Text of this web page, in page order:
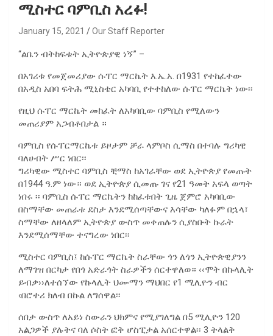
ሚስተር ባምቢስ አረፉ!
January 15, 2021 Our Staff Reporter
“ልቤን ብትከፍቱት ኢትዮጵያዊ ነኝ” –
በአገሪቱ የመጀመሪያው ሱፐር ማርኬት እ.ኤ.አ. በ1931 የተከፈተው
በአዲስ አበባ ፍትሕ ሚኒስቴር አካባቢ የተተከለው ሱፐር ማርኬት ነው፡፡
የዚህ ሱፐር ማርኬት መከፈት ለአካባቢው ባምቢስ የሚለውን
መጠሪያም አጋብቶበታል ።
ባምቢስ የሱፐርማርኬቱ ይዞታም ቻራ ላምቦስ ሲማስ በተባሉ ግሪካዊ
ባለሀብት ሥር ነበር፡፡
ግሪካዊው ሚስተር ባምቢስ ቺማስ ከአገራቸው ወደ ኢትዮጵያ የመጡት
በ1944 ዓ.ም ነው። ወደ ኢትዮጵያ ሲመጡ ገና የ21 ዓመት አፍላ ወጣት
ነበሩ ፡፡ ባምቢስ ሱፐር ማርኬትን ከከፈቱበት ጊዜ ጀምሮ አካባቢው
በስማቸው መጠራቱ ደስታ እንደሚሰጣቸውና እሳቸው ካለፉም በኋላ፣
ስማቸው ለዘላለም ኢትዮጵያ ውስጥ መቀጠሉን ሲያስቡት ኩራት
እንደሚሰማቸው ተናግረው ነበር፡፡
ሚስተር ባምቢስ፤ ከሱፐር ማርኬት ስራቸው ጎን ለጎን ኢትዮጵዊያንን
ለማገዝ በርካታ የበጎ አድራጎት ስራዎችን ሰርተዋለወ። ‹‹ሞት በኩላሊት
ይብቃ››ለተሰኘው የኩላሊት ህሙማን ማህበር የ1 ሚሊዮን ብር
‹በሮተሪ ክለብ በኩል ለግሰዋል፡፡
ሰበታ ውስጥ ለአይነ ስውራን ህክምና የሚያገለግል በ5 ሚሊዮን 120
አልጋዎች ያሉትና ባለ ሶስት ፎቅ ሆስፒታል አሰርተዋል፡፡ 3 ትላልቅ